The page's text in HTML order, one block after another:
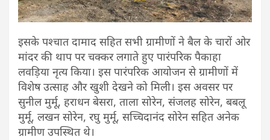
इसके पश्चात दामाद सहित सभी ग्रामीणों ने बैल के चारों ओर
मांदर की थाप पर चक्कर लगाते हुए पारंपरिक पैकाहा
लवड़िया नृत्य किया। इस पारंपरिक आयोजन से ग्रामीणों में
विशेष उत्साह और खुशी देखने को मिली। इस अवसर पर
सुनील मुर्मू, हराधन बेसरा, ताला सोरेन, संजलह सोरेन, बबलू
मुर्मू, लखन सोरेन, रघु मुर्मू, सच्चिदानंद सोरेन सहित अनेक
ग्रामीण उपस्थित थे।